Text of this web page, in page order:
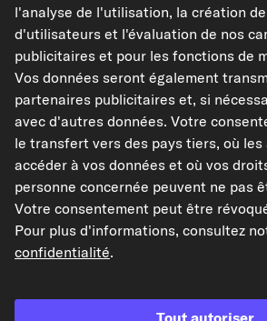
Diamètre extérieur [mm]
300
Épaisseur du disque de fr
ein [mm]
20
Hauteur [mm]
66
Jante, nombre de trous
5
Type de disque de frein
Cercle de percage -Ø [m
m]
120
Propriétés supplémentaires
l'analyse de l'utilisation, la création
d'utilisateurs et l'évaluation de nos
publicitaires et pour les fonctions de
Vos données seront également
partenaires publicitaires et, si
avec d'autres données. Votre
le transfert vers des pays tiers, où
accéder à vos données et où vos
personne concernée peuvent ne pas
Votre consentement peut être
Pour plus d'informations, consultez
confidentialité.
Tout autoriser